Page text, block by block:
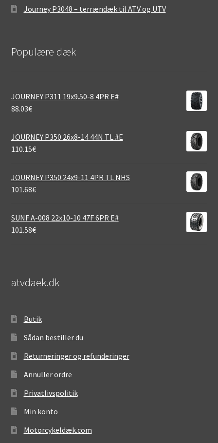
Journey P3048 – terrændæk til ATV og UTV
Populære dæk
JOURNEY P311 19x9.50-8 4PR E#
88.03€
JOURNEY P350 26x8-14 44N TL #E
110.15€
JOURNEY P350 24x9-11 4PR TL NHS
101.68€
SUNF A-008 22x10-10 47F 6PR E#
101.58€
atvdaek.dk
Butik
Sådan bestiller du
Returneringer og refunderinger
Annuller ordre
Privatlivspolitik
Min konto
Motorcykeldæk.com